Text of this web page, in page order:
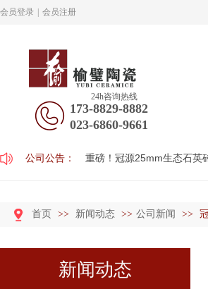
24h咨询热线
173-8829-8882
023-6860-9661
会员登录 会员注册
公司公告： 重磅！冠源25mm生态石英
首页 >> 新闻动态 >> 公司新闻 >>
新闻动态